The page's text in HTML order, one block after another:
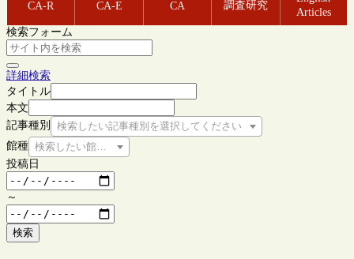
CA-R CA-E CA 調査研究
Articles
検索フォーム
詳細検索
タイトル
本文
記事種別
検索したい記事種別を選択してください
館種 検索したい館種を選択してください
投稿日
～
検索